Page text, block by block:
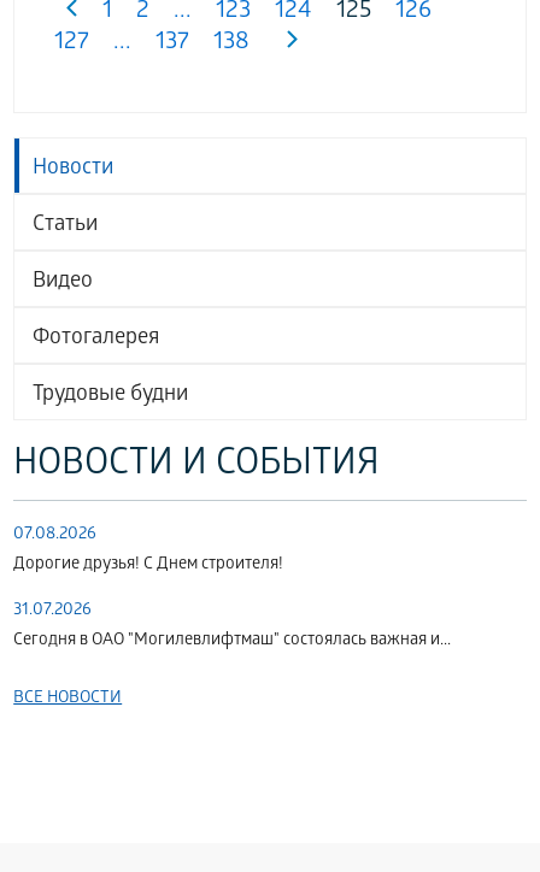
Новости
Статьи
Видео
Фотогалерея
Трудовые будни
НОВОСТИ И СОБЫТИЯ
07.08.2026
Дорогие друзья! С Днем строителя!
31.07.2026
Сегодня в ОАО "Могилевлифтмаш" состоялась важная и...
ВСЕ НОВОСТИ
1 2 ... 123 124 125
126
127
... 137 138